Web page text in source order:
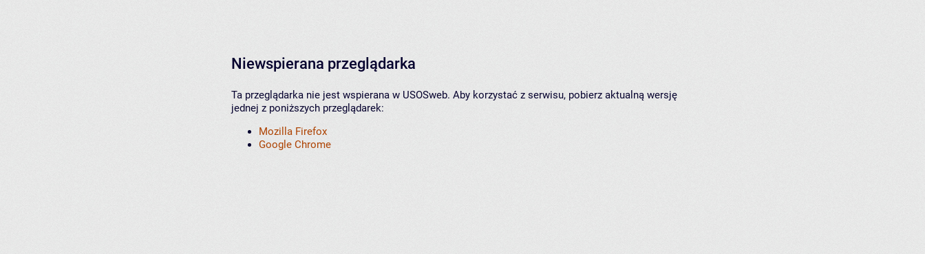
Niewspierana przeglądarka
Ta przeglądarka nie jest wspierana w USOSweb. Aby korzystać z serwisu, pobierz aktualną wersję
jednej z poniższych przeglądarek:
Mozilla Firefox
Google Chrome